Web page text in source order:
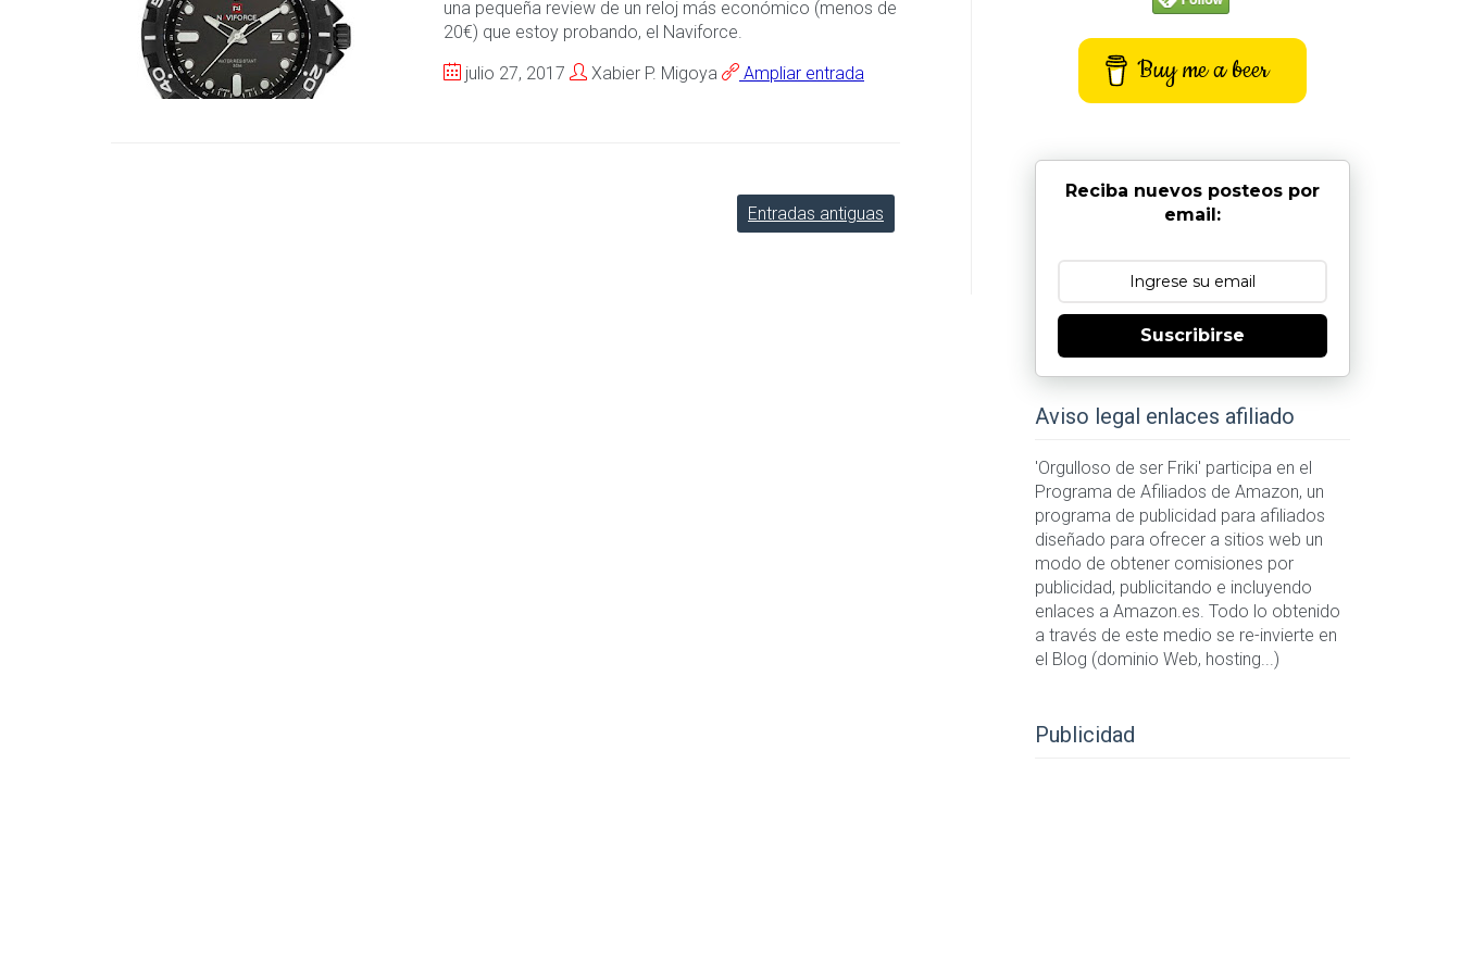
una pequeña review de un reloj más económico (menos de
20€) que estoy probando, el Naviforce.
julio 27, 2017
Xabier P. Migoya Ampliar entrada
Entradas antiguas
Buy me a beer
Reciba nuevos posteos por
email:
Suscribirse
Aviso legal enlaces afiliado
'Orgulloso de ser Friki' participa en el
Programa de Afiliados de Amazon, un
programa de publicidad para afiliados
diseñado para ofrecer a sitios web un
modo de obtener comisiones por
publicidad, publicitando e incluyendo
enlaces a Amazon.es. Todo lo obtenido
a través de este medio se re-invierte en
el Blog (dominio Web, hosting...)
Publicidad